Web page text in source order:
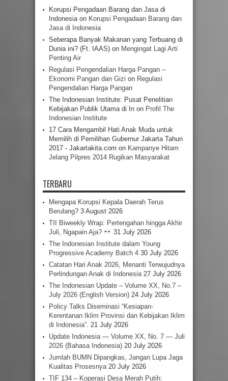
Korupsi Pengadaan Barang dan Jasa di
Indonesiaon Korupsi Pengadaan Barang dan
Jasa di Indonesia
Seberapa Banyak Makanan yang Terbuang di
Dunia ini? (Ft. IAAS) on Mengingat Lagi Arti
Penting Air
Regulasi Pengendalian Harga Pangan –
Ekonomi Pangan dan Gizi on Regulasi
Pengendalian Harga Pangan
The Indonesian Institute: Pusat Penelitian
Kebijakan Publik Utama di In on Profil The
Indonesian Institute
17 Cara Mengambil Hati Anak Muda untuk
Memilih di Pemilihan Gubernur Jakarta Tahun
2017 - Jakartakita.com on Kampanye Hitam
Jelang Pilpres 2014 Rugikan Masyarakat
TERBARU
Mengapa Korupsi Kepala Daerah Terus
Berulang? 3 August 2026
TII Biweekly Wrap: Pertengahan hingga Akhir
Juli, Ngapain Aja?
31 July 2026
The Indonesian Institute dalam Young
Progressive Academy Batch 4 30 July 2026
Catatan Hari Anak 2026, Menanti Terwujudnya
Perlindungan Anak di Indonesia 27 July 2026
The Indonesian Update – Volume XX, No.7 –
July 2026 (English Version) 24 July 2026
Policy Talks Diseminasi “Kesiapan-
Kerentanan Iklim Provinsi dan Kebijakan Iklim
di Indonesia”. 21 July 2026
Update Indonesia — Volume XX, No. 7 — Juli
2026 (Bahasa Indonesia) 20 July 2026
Jumlah BUMN Dipangkas, Jangan Lupa Jaga
Kualitas Prosesnya 20 July 2026
TIF 134 – Koperasi Desa Merah Putih: